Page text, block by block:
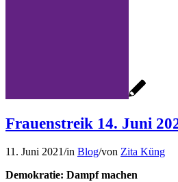
Frauenstreik 14. Juni
11. Juni 2021/in Blog/von Zita Küng
Demokratie: Dampf machen